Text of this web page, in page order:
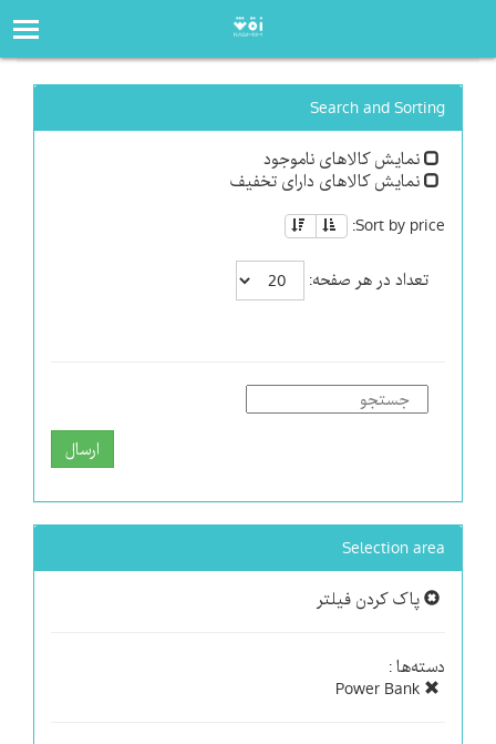
Search and Sorting
نمایش کالاهای ناموجود
نمایش کالاهای دارای تخفیف
Sort by price:
تعداد در هر صفحه:
ارسال
Selection area
پاک کردن فیلتر
دسته‌ها :